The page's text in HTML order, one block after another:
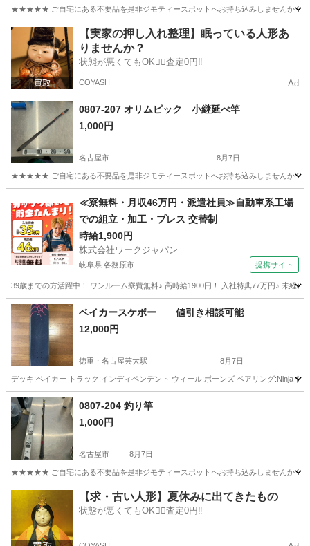
★★★★★ ご自宅にある不要品を是非ジモティースポットへお持ち込みしませんか？
愛知 名古屋市 フィットネス、トレーニング
アイアンバーマスタープロ
【実家の押し入れ整理】眠っている人形あ
りませんか？
状態が悪くてもOK🙆‍♀️査定0円‼️
COYASH Ad
0807-207 オリムピック 小継延べ竿
1,000円
名古屋市 8月7日
★★★★★ ご自宅にある不要品を是非ジモティースポットへお持ち込みしませんか？
スポーツ 小継
≪寮無料・月収46万円・派遣社員≫自動車系工場
での組立・加工・プレス 交替制
時給1,900円
株式会社ワークジャパン
岐阜県 各務原市 提携サイト
39歳までの方活躍中！ ワンルーム寮費無料♪ 高時給1900円！ 入社特典77万円♪ 未経
岐阜 各務原市 その他
ベイカースケボー 値引き相談可能
12,000円
徳重・名古屋芸大駅 8月7日
デッキ:ベイカー トラック:インディペンデント ウィール:ボーンズ ベアリング:Ninja
愛知 北名古屋市 徳重・名古屋芸大駅
0807-204 釣り竿
1,000円
名古屋市 8月7日
★★★★★ ご自宅にある不要品を是非ジモティースポットへお持ち込みしませんか？
その他 釣り竿
【求・古い人形】夏休みに出てきたもの
状態が悪くてもOK🙆‍♀️査定0円‼️